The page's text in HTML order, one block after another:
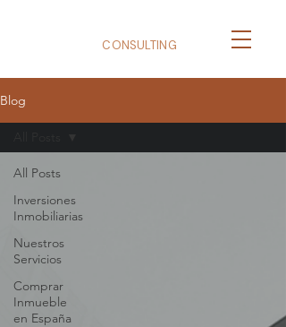
CONSULTING
Blog
All Posts
Inversiones
Inmobiliarias
Nuestros
Servicios
Comprar
Inmueble
en España